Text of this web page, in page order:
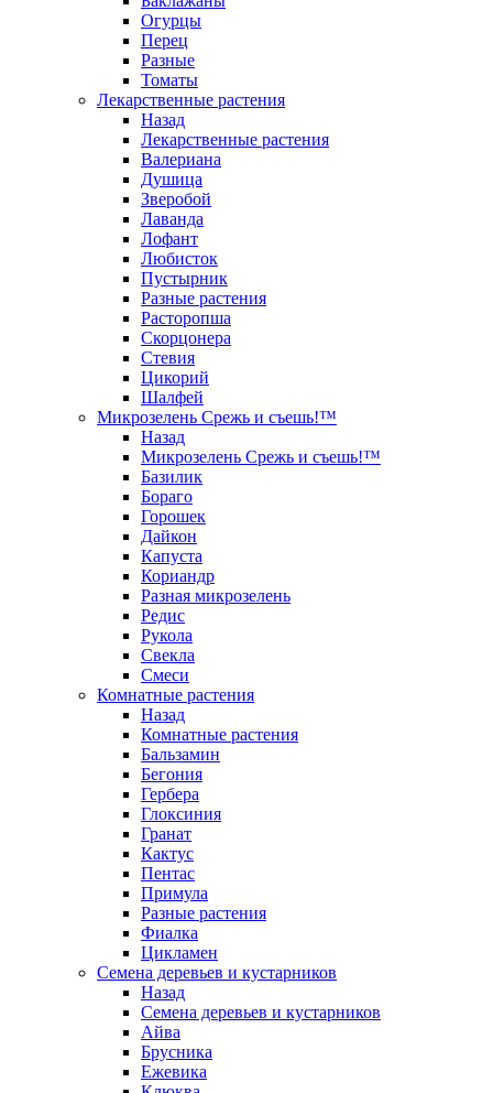
Огурцы
Перец
Разные
Томаты
Лекарственные растения
Назад
Лекарственные растения
Валериана
Душица
Зверобой
Лаванда
Лофант
Любисток
Пустырник
Разные растения
Расторопша
Скорцонера
Стевия
Цикорий
Шалфей
Микрозелень Срежь и съешь!™
Назад
Микрозелень Срежь и съешь!™
Базилик
Бораго
Горошек
Дайкон
Капуста
Кориандр
Разная микрозелень
Редис
Рукола
Свекла
Смеси
Комнатные растения
Назад
Комнатные растения
Бальзамин
Бегония
Гербера
Глоксиния
Гранат
Кактус
Пентас
Примула
Разные растения
Фиалка
Цикламен
Семена деревьев и кустарников
Назад
Семена деревьев и кустарников
Айва
Брусника
Ежевика